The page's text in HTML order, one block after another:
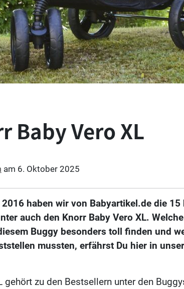
Baby Vero XL
am 6. Oktober 2025
haben wir von Babyartikel.de die 15
auch den Knorr Baby Vero XL. Welche
Buggy besonders toll finden und
mussten, erfährst Du hier in
gehört zu den Bestsellern unter den